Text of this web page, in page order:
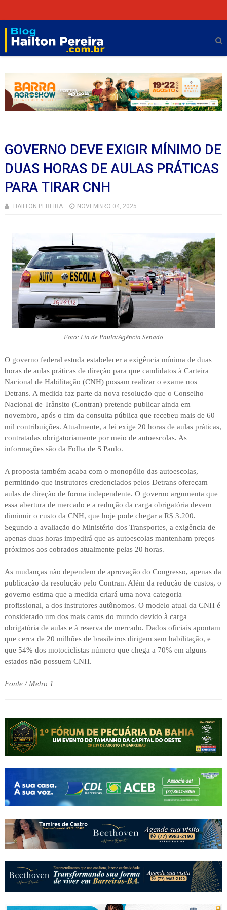
GOVERNO DEVE EXIGIR MÍNIMO DE
DUAS HORAS DE AULAS PRÁTICAS
PARA TIRAR CNH
HAILTON PEREIRA NOVEMBRO 04, 2025
Foto: Lia de Paula/Agência Senado
O governo federal estuda estabelecer a exigência mínima de duas
horas de aulas práticas de direção para que candidatos à Carteira
Nacional de Habilitação (CNH) possam realizar o exame nos
Detrans. A medida faz parte da nova resolução que o Conselho
Nacional de Trânsito (Contran) pretende publicar ainda em
novembro, após o fim da consulta pública que recebeu mais de 60
mil contribuições. Atualmente, a lei exige 20 horas de aulas práticas,
contratadas obrigatoriamente por meio de autoescolas. As
informações são da Folha de S Paulo.
A proposta também acaba com o monopólio das autoescolas,
permitindo que instrutores credenciados pelos Detrans ofereçam
aulas de direção de forma independente. O governo argumenta que
essa abertura de mercado e a redução da carga obrigatória devem
diminuir o custo da CNH, que hoje pode chegar a R$ 3.200.
Segundo a avaliação do Ministério dos Transportes, a exigência de
apenas duas horas impedirá que as autoescolas mantenham preços
próximos aos cobrados atualmente pelas 20 horas.
As mudanças não dependem de aprovação do Congresso, apenas da
publicação da resolução pelo Contran. Além da redução de custos, o
governo estima que a medida criará uma nova categoria
profissional, a dos instrutores autônomos. O modelo atual da CNH é
considerado um dos mais caros do mundo devido à carga
obrigatória de aulas e à reserva de mercado. Dados oficiais apontam
que cerca de 20 milhões de brasileiros dirigem sem habilitação, e
que 54% dos motociclistas número que chega a 70% em alguns
estados não possuem CNH.
Fonte / Metro 1